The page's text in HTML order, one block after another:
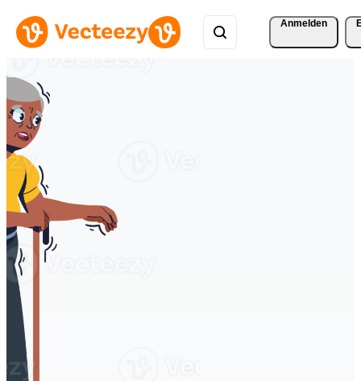
Anmelden